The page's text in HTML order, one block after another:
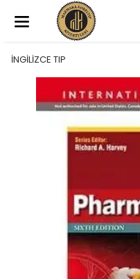
İNGİLİZCE TIP